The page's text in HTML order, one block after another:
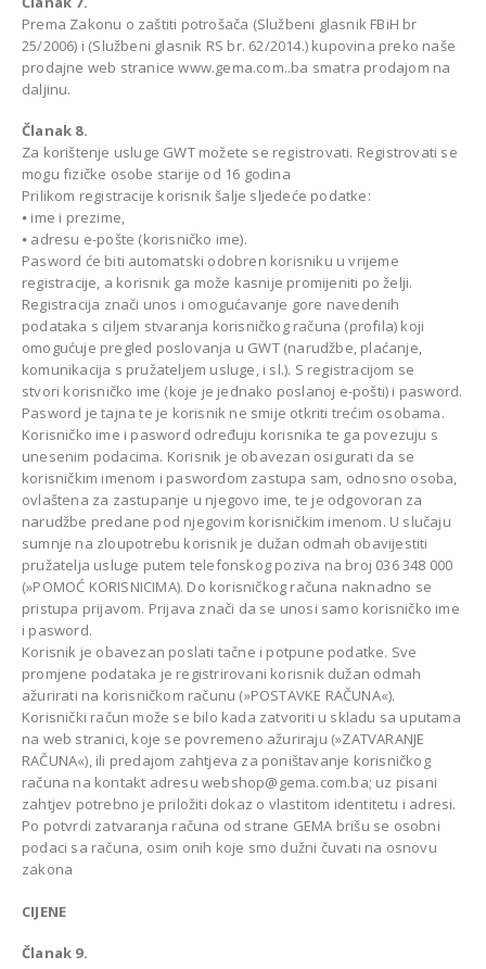
Prema Zakonu o zaštiti potrošača (Službeni glasnik FBiH br
25/2006) i (Službeni glasnik RS br. 62/2014.) kupovina preko naše
prodajne web stranice www.gema.com..ba smatra prodajom na
daljinu.
Članak 8.
Za korištenje usluge GWT možete se registrovati. Registrovati se
mogu fizičke osobe starije od 16 godina
Prilikom registracije korisnik šalje sljedeće podatke:
⦁ ime i prezime,
⦁ adresu e-pošte (korisničko ime).
Pasword će biti automatski odobren korisniku u vrijeme
registracije, a korisnik ga može kasnije promijeniti po želji.
Registracija znači unos i omogućavanje gore navedenih
podataka s ciljem stvaranja korisničkog računa (profila) koji
omogućuje pregled poslovanja u GWT (narudžbe, plaćanje,
komunikacija s pružateljem usluge, i sl.). S registracijom se
stvori korisničko ime (koje je jednako poslanoj e-pošti) i pasword.
Pasword je tajna te je korisnik ne smije otkriti trećim osobama.
Korisničko ime i pasword određuju korisnika te ga povezuju s
unesenim podacima. Korisnik je obavezan osigurati da se
korisničkim imenom i paswordom zastupa sam, odnosno osoba,
ovlaštena za zastupanje u njegovo ime, te je odgovoran za
narudžbe predane pod njegovim korisničkim imenom. U slučaju
sumnje na zloupotrebu korisnik je dužan odmah obavijestiti
pružatelja usluge putem telefonskog poziva na broj 036 348 000
(»POMOĆ KORISNICIMA). Do korisničkog računa naknadno se
pristupa prijavom. Prijava znači da se unosi samo korisničko ime
i pasword.
Korisnik je obavezan poslati tačne i potpune podatke. Sve
promjene podataka je registrirovani korisnik dužan odmah
ažurirati na korisničkom računu (»POSTAVKE RAČUNA«).
Korisnički račun može se bilo kada zatvoriti u skladu sa uputama
na web stranici, koje se povremeno ažuriraju (»ZATVARANJE
RAČUNA«), ili predajom zahtjeva za poništavanje korisničkog
računa na kontakt adresu webshop@gema.com.ba; uz pisani
zahtjev potrebno je priložiti dokaz o vlastitom identitetu i adresi.
Po potvrdi zatvaranja računa od strane GEMA brišu se osobni
podaci sa računa, osim onih koje smo dužni čuvati na osnovu
zakona
CIJENE
Članak 9.